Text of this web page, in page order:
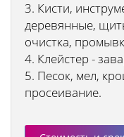
3. Кисти,
деревянные,
очистка,
4. Клейстер -
5. Песок, мел,
просеивание.